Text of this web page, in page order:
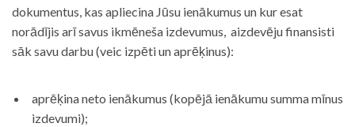
dokumentus, kas apliecina Jūsu ienākumus un kur esat
norādījis arī savus ikmēneša izdevumus, aizdevēju finansisti
sāk savu darbu (veic izpēti un aprēķinus):
aprēķina neto ienākumus (kopējā ienākumu summa mīnus
izdevumi);